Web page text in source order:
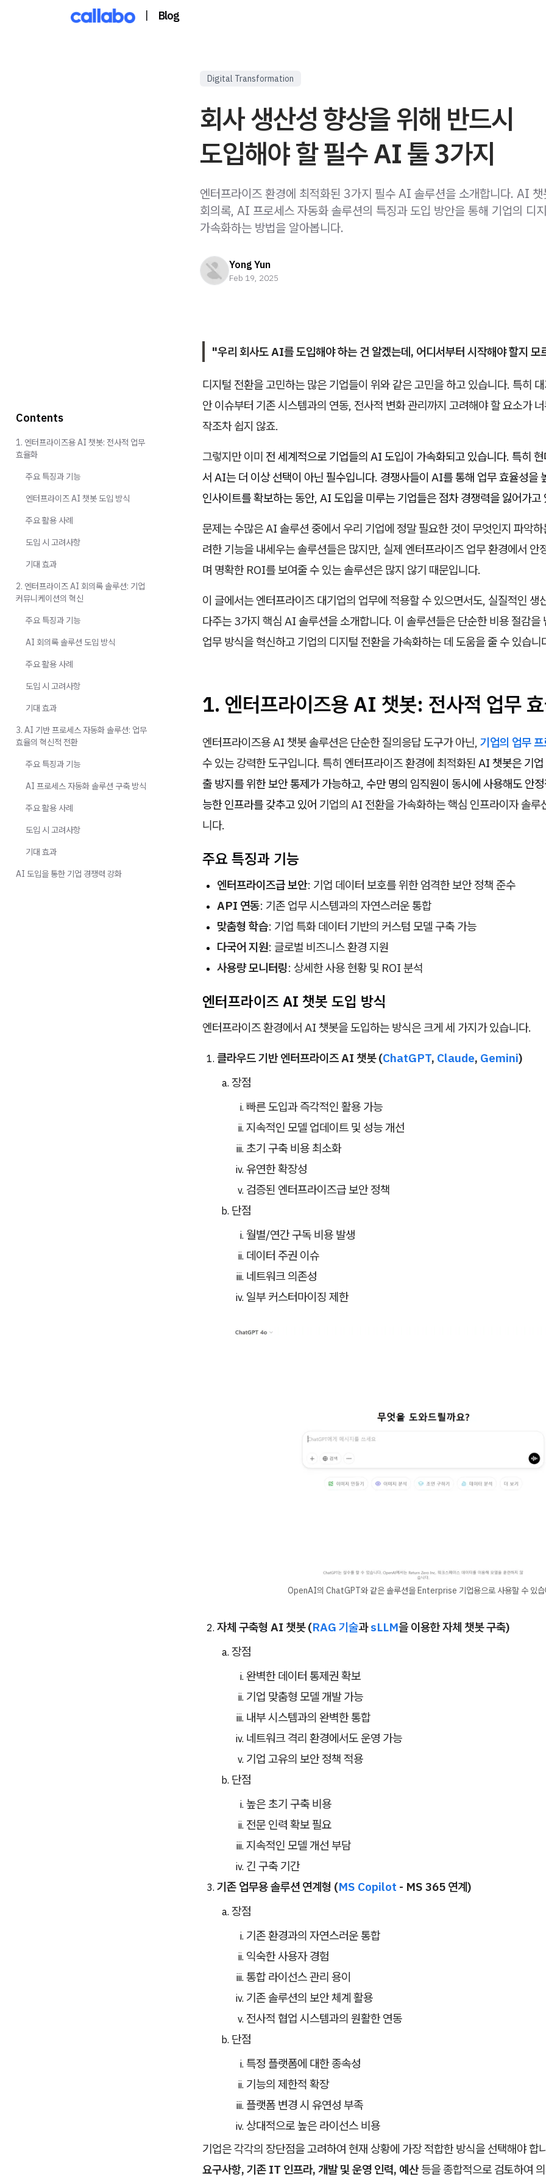
| Blog
Digital Transformation
회사 생산성 향상을 위해 반드시
도입해야 할 필수 AI 툴 3가지
엔터프라이즈 환경에 최적화된 3가지 필수 AI 솔루션을 소개합니다. AI
회의록, AI 프로세스 자동화 솔루션의 특징과 도입 방안을 통해 기업의 디
가속화하는 방법을 알아봅니다.
Yong Yun
Feb 19, 2025
"우리 회사도 AI를 도입해야 하는 건 알겠는데, 어디서부터 시작해야 할지 모
디지털 전환을 고민하는 많은 기업들이 위와 같은 고민을 하고 있습니다. 특히
안 이슈부터 기존 시스템과의 연동, 전사적 변화 관리까지 고려해야 할 요소가
작조차 쉽지 않죠.
그렇지만 이미 전 세계적으로 기업들의 AI 도입이 가속화되고 있습니다. 특히
서 AI는 더 이상 선택이 아닌 필수입니다. 경쟁사들이 AI를 통해 업무 효율성을
인사이트를 확보하는 동안, AI 도입을 미루는 기업들은 점차 경쟁력을 잃어가고
문제는 수많은 AI 솔루션 중에서 우리 기업에 정말 필요한 것이 무엇인지 파악
려한 기능을 내세우는 솔루션들은 많지만, 실제 엔터프라이즈 업무 환경에서 안
며 명확한 ROI를 보여줄 수 있는 솔루션은 많지 않기 때문입니다.
이 글에서는 엔터프라이즈 대기업의 업무에 적용할 수 있으면서도, 실질적인 생
다주는 3가지 핵심 AI 솔루션을 소개합니다. 이 솔루션들은 단순한 비용 절감을
업무 방식을 혁신하고 기업의 디지털 전환을 가속화하는 데 도움을 줄 수 있습니
1. 엔터프라이즈용 AI 챗봇: 전사적 업무
엔터프라이즈용 AI 챗봇 솔루션은 단순한 질의응답 도구가 아닌, 기업의 업무
수 있는 강력한 도구입니다. 특히 엔터프라이즈 환경에 최적화된 AI 챗봇은 기
출 방지를 위한 보안 통제가 가능하고, 수만 명의 임직원이 동시에 사용해도 안
능한 인프라를 갖추고 있어 기업의 AI 전환을 가속화하는 핵심 인프라이자 솔루
니다.
주요 특징과 기능
엔터프라이즈급 보안: 기업 데이터 보호를 위한 엄격한 보안 정책 준수
API 연동: 기존 업무 시스템과의 자연스러운 통합
맞춤형 학습: 기업 특화 데이터 기반의 커스텀 모델 구축 가능
다국어 지원: 글로벌 비즈니스 환경 지원
사용량 모니터링: 상세한 사용 현황 및 ROI 분석
엔터프라이즈 AI 챗봇 도입 방식
엔터프라이즈 환경에서 AI 챗봇을 도입하는 방식은 크게 세 가지가 있습니다.
클라우드 기반 엔터프라이즈 AI 챗봇 (ChatGPT, Claude, Gemini)
장점
빠른 도입과 즉각적인 활용 가능
지속적인 모델 업데이트 및 성능 개선
초기 구축 비용 최소화
유연한 확장성
검증된 엔터프라이즈급 보안 정책
단점
월별/연간 구독 비용 발생
데이터 주권 이슈
네트워크 의존성
일부 커스터마이징 제한
OpenAI의 ChatGPT와 같은 솔루션을 Enterprise 기업용으로 사용할 수 있습
자체 구축형 AI 챗봇 (RAG 기술과sLLM을 이용한 자체 챗봇 구축)
장점
완벽한 데이터 통제권 확보
기업 맞춤형 모델 개발 가능
내부 시스템과의 완벽한 통합
네트워크 격리 환경에서도 운영 가능
기업 고유의 보안 정책 적용
단점
높은 초기 구축 비용
전문 인력 확보 필요
지속적인 모델 개선 부담
긴 구축 기간
기존 업무용 솔루션 연계형 (MS Copilot - MS 365 연계)
장점
기존 환경과의 자연스러운 통합
익숙한 사용자 경험
통합 라이선스 관리 용이
기존 솔루션의 보안 체계 활용
전사적 협업 시스템과의 원활한 연동
단점
특정 플랫폼에 대한 종속성
기능의 제한적 확장
플랫폼 변경 시 유연성 부족
상대적으로 높은 라이선스 비용
기업은 각각의 장단점을 고려하여 현재 상황에 가장 적합한 방식을 선택해야 합
요구사항, 기존 IT 인프라, 개발 및 운영 인력, 예산등을 종합적으로 검토하여
Contents
1. 엔터프라이즈용 AI 챗봇: 전사적 업무
효율화
주요 특징과 기능
엔터프라이즈 AI 챗봇 도입 방식
주요 활용 사례
도입 시 고려사항
기대 효과
2. 엔터프라이즈 AI 회의록 솔루션: 기업
커뮤니케이션의 혁신
주요 특징과 기능
AI 회의록 솔루션 도입 방식
주요 활용 사례
도입 시 고려사항
기대 효과
3. AI 기반 프로세스 자동화 솔루션: 업무
효율의 혁신적 전환
주요 특징과 기능
AI 프로세스 자동화 솔루션 구축 방식
주요 활용 사례
도입 시 고려사항
기대 효과
AI 도입을 통한 기업 경쟁력 강화